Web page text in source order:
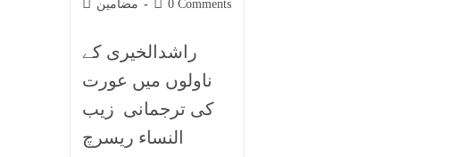
مضامین
0 Comments
راشدالخیری کے
ناولوں میں عورت
کی ترجمانی زیب
النساء ریسرچ